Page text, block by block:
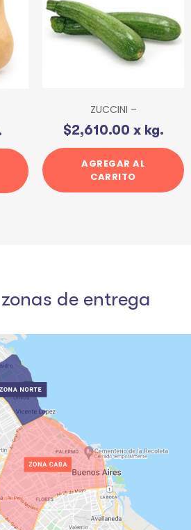
ZUCCINI –
$2,610.00 x kg.
AGREGAR AL
CARRITO
de entrega